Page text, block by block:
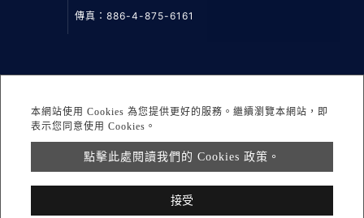
本網站使用 Cookies 為您提供更好的服務。繼續瀏覽本網站，即
表示您同意使用 Cookies。
點擊此處閱讀我們的 Cookies 政策。
接受
傳真：886-4-875-6161
Copyright © 2026 鉅邦醫材股份有限公司 All rights reserved.
info@greatgroup.com.tw